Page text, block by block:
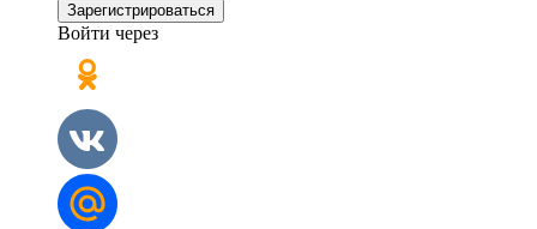
Зарегистрироваться
Войти через